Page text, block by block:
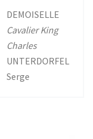
DEMOISELLE
Cavalier King
Charles
UNTERDORFEL
Serge